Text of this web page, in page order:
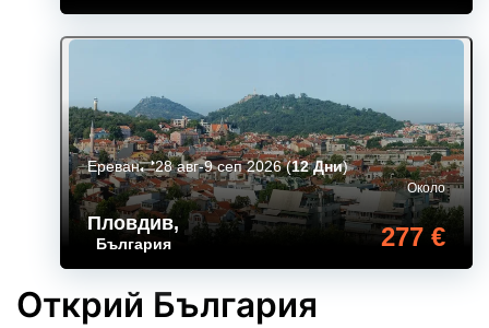
Пловдив,
България
Около
277 €
Ереван 28 авг-9 сеп 2026(12 Дни)
Открий България